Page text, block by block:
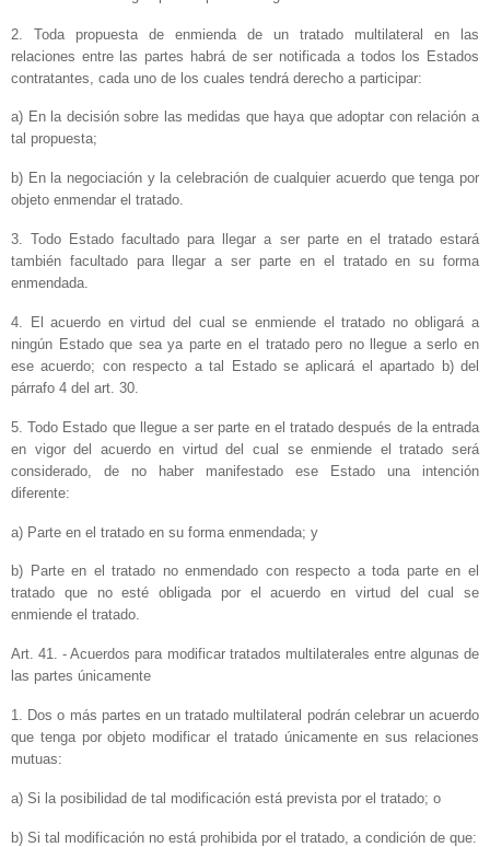
2. Toda propuesta de enmienda de un tratado multilateral en las
relaciones entre las partes habrá de ser notificada a todos los Estados
contratantes, cada uno de los cuales tendrá derecho a participar:
a) En la decisión sobre las medidas que haya que adoptar con relación a
tal propuesta;
b) En la negociación y la celebración de cualquier acuerdo que tenga por
objeto enmendar el tratado.
3. Todo Estado facultado para llegar a ser parte en el tratado estará
también facultado para llegar a ser parte en el tratado en su forma
enmendada.
4. El acuerdo en virtud del cual se enmiende el tratado no obligará a
ningún Estado que sea ya parte en el tratado pero no llegue a serlo en
ese acuerdo; con respecto a tal Estado se aplicará el apartado b) del
párrafo 4 del art. 30.
5. Todo Estado que llegue a ser parte en el tratado después de la entrada
en vigor del acuerdo en virtud del cual se enmiende el tratado será
considerado, de no haber manifestado ese Estado una intención
diferente:
a) Parte en el tratado en su forma enmendada; y
b) Parte en el tratado no enmendado con respecto a toda parte en el
tratado que no esté obligada por el acuerdo en virtud del cual se
enmiende el tratado.
Art. 41. - Acuerdos para modificar tratados multilaterales entre algunas de
las partes únicamente
1. Dos o más partes en un tratado multilateral podrán celebrar un acuerdo
que tenga por objeto modificar el tratado únicamente en sus relaciones
mutuas:
a) Si la posibilidad de tal modificación está prevista por el tratado; o
b) Si tal modificación no está prohibida por el tratado, a condición de que: